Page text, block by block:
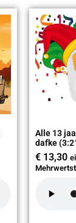
Alle 13
dafke
€ 13,30